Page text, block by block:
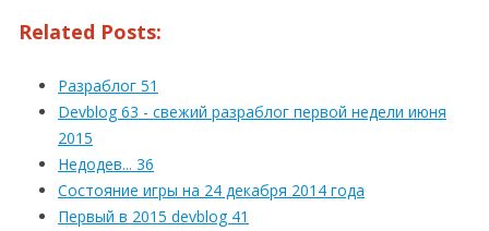
Related Posts:
Разраблог 51
Devblog 63 - свежий разраблог первой недели июня
2015
Недодев... 36
Состояние игры на 24 декабря 2014 года
Первый в 2015 devblog 41